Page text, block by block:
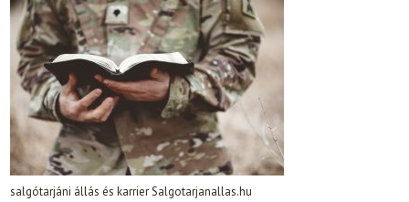
salgótarjáni állás és karrier Salgotarjanallas.hu